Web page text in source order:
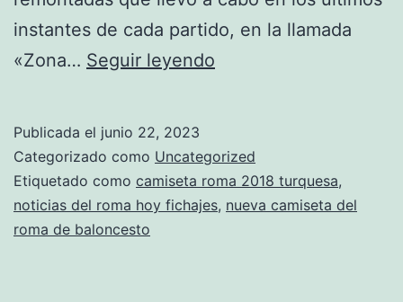
instantes de cada partido, en la llamada
«Zona… Seguir leyendo
tarjeta
roja
Publicada el junio 22, 2023
Categorizado como Uncategorized
Etiquetado como camiseta roma 2018 turquesa,
noticias del roma hoy fichajes, nueva camiseta del
roma de baloncesto